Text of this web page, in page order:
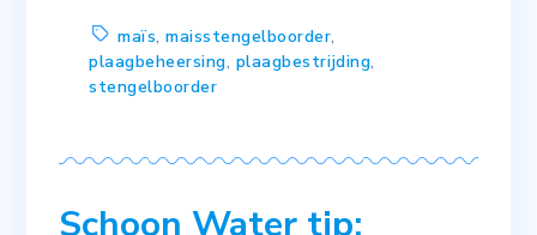
maïs,maisstengelboorder,
plaagbeheersing, plaagbestrijding,
stengelboorder
Schoon Water tip: